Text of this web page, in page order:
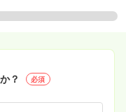
？ 必須